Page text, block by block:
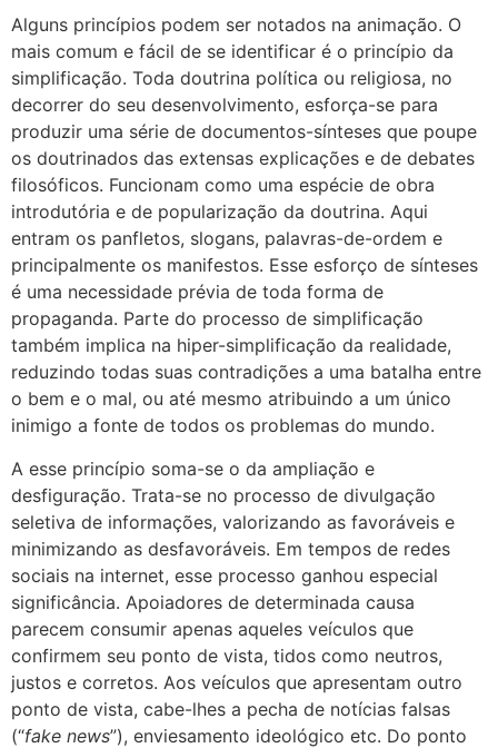
Alguns princípios podem ser notados na animação. O
mais comum e fácil de se identificar é o princípio da
simplificação. Toda doutrina política ou religiosa, no
decorrer do seu desenvolvimento, esforça-se para
produzir uma série de documentos-sínteses que poupe
os doutrinados das extensas explicações e de debates
filosóficos. Funcionam como uma espécie de obra
introdutória e de popularização da doutrina. Aqui
entram os panfletos, slogans, palavras-de-ordem e
principalmente os manifestos. Esse esforço de sínteses
é uma necessidade prévia de toda forma de
propaganda. Parte do processo de simplificação
também implica na hiper-simplificação da realidade,
reduzindo todas suas contradições a uma batalha entre
o bem e o mal, ou até mesmo atribuindo a um único
inimigo a fonte de todos os problemas do mundo.
A esse princípio soma-se o da ampliação e
desfiguração. Trata-se no processo de divulgação
seletiva de informações, valorizando as favoráveis e
minimizando as desfavoráveis. Em tempos de redes
sociais na internet, esse processo ganhou especial
significância. Apoiadores de determinada causa
parecem consumir apenas aqueles veículos que
confirmem seu ponto de vista, tidos como neutros,
justos e corretos. Aos veículos que apresentam outro
ponto de vista, cabe-lhes a pecha de notícias falsas
(“fake news”), enviesamento ideológico etc. Do ponto